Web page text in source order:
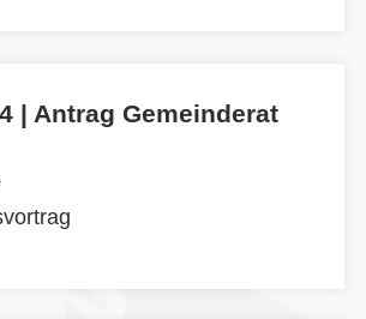
| Antrag Gemeinderat